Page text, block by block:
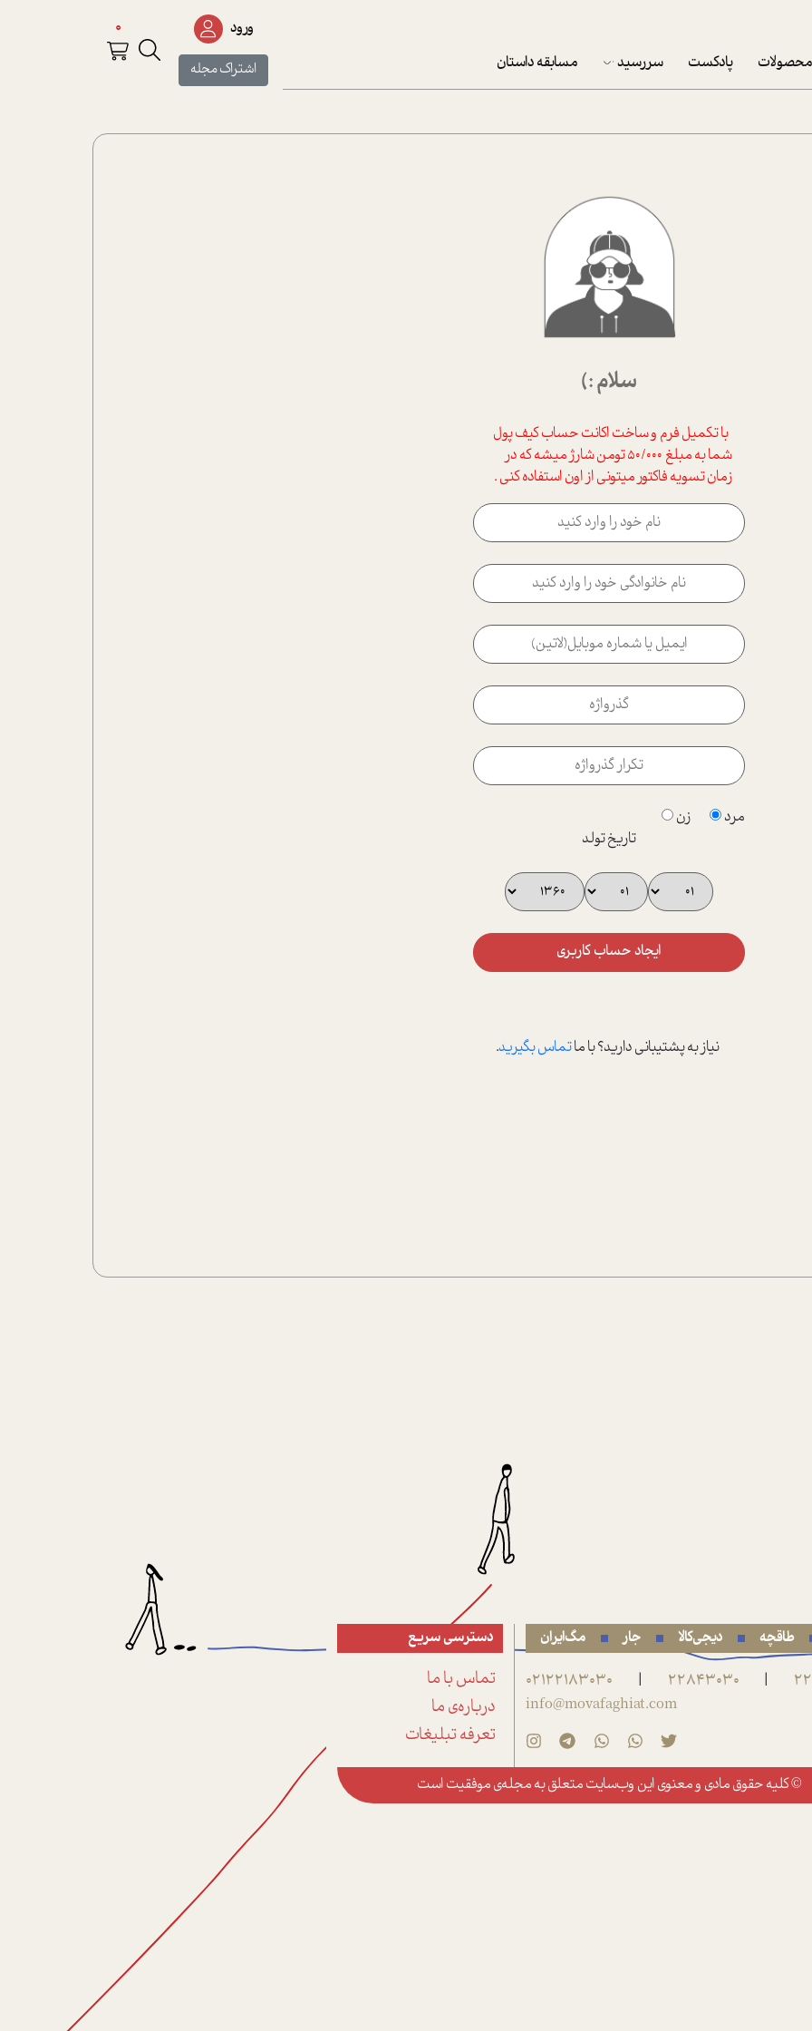
محصولات پادکست سررسید
پکيج نوروزي موفقيت
تقویم رومیزی
تقویم دیواری
مسابقه داستان
ورود
اشتراک مجله
0
سلام :)
با تکمیل فرم و ساخت اکانت حساب کیف پول
شما به مبلغ 50/000 تومن شارژ میشه که در
زمان تسویه فاکتور میتونی از اون استفاده کنی .
مرد
زن
تاریخ تولد
ایجاد حساب کاربری
نیاز به پشتیبانی دارید؟ با ماتماس بگیرید.
طاقچه دیجی‌کالا جار مگ‌ایران
|
22843030
|
02122183030
info@movafaghiat.com
دسترسی سریع
تماس با ما
درباره‌ی ما
تعرفه تبلیغات
© کلیه حقوق مادی و معنوی این وب‌سایت متعلق بهمجله‌ی موفقیتاست